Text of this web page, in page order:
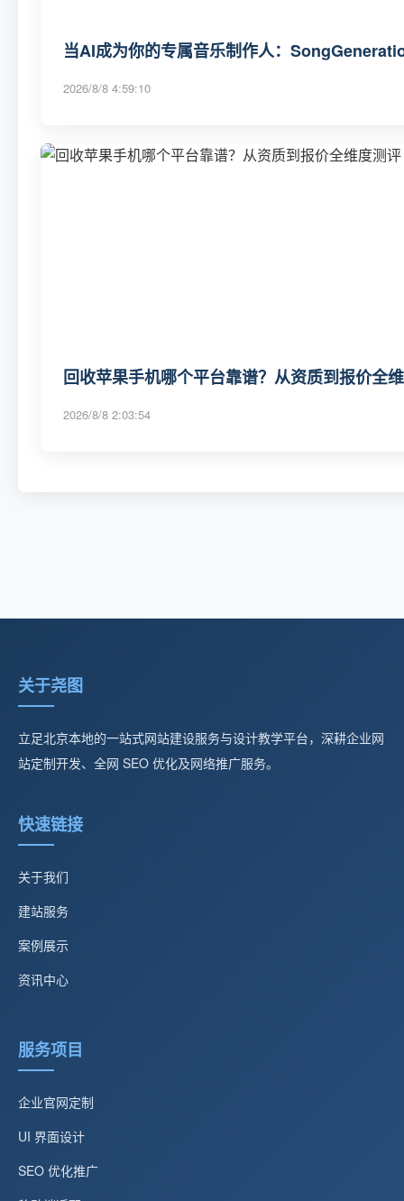
当AI成为你的专属音乐制作人：
2026/8/8 4:59:10
回收苹果手机哪个平台靠谱？从资质到报价全
2026/8/8 2:03:54
关于尧图
立足北京本地的一站式网站建设服务与设计教学平台，深耕企业网
站定制开发、全网 SEO 优化及网络推广服务。
快速链接
关于我们
建站服务
案例展示
资讯中心
服务项目
企业官网定制
UI 界面设计
SEO 优化推广